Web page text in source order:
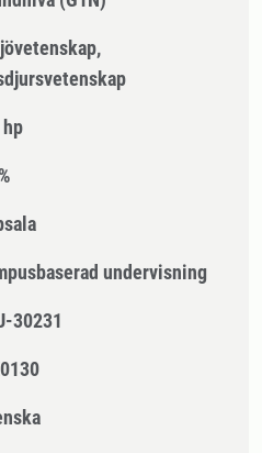
undervisning
30231